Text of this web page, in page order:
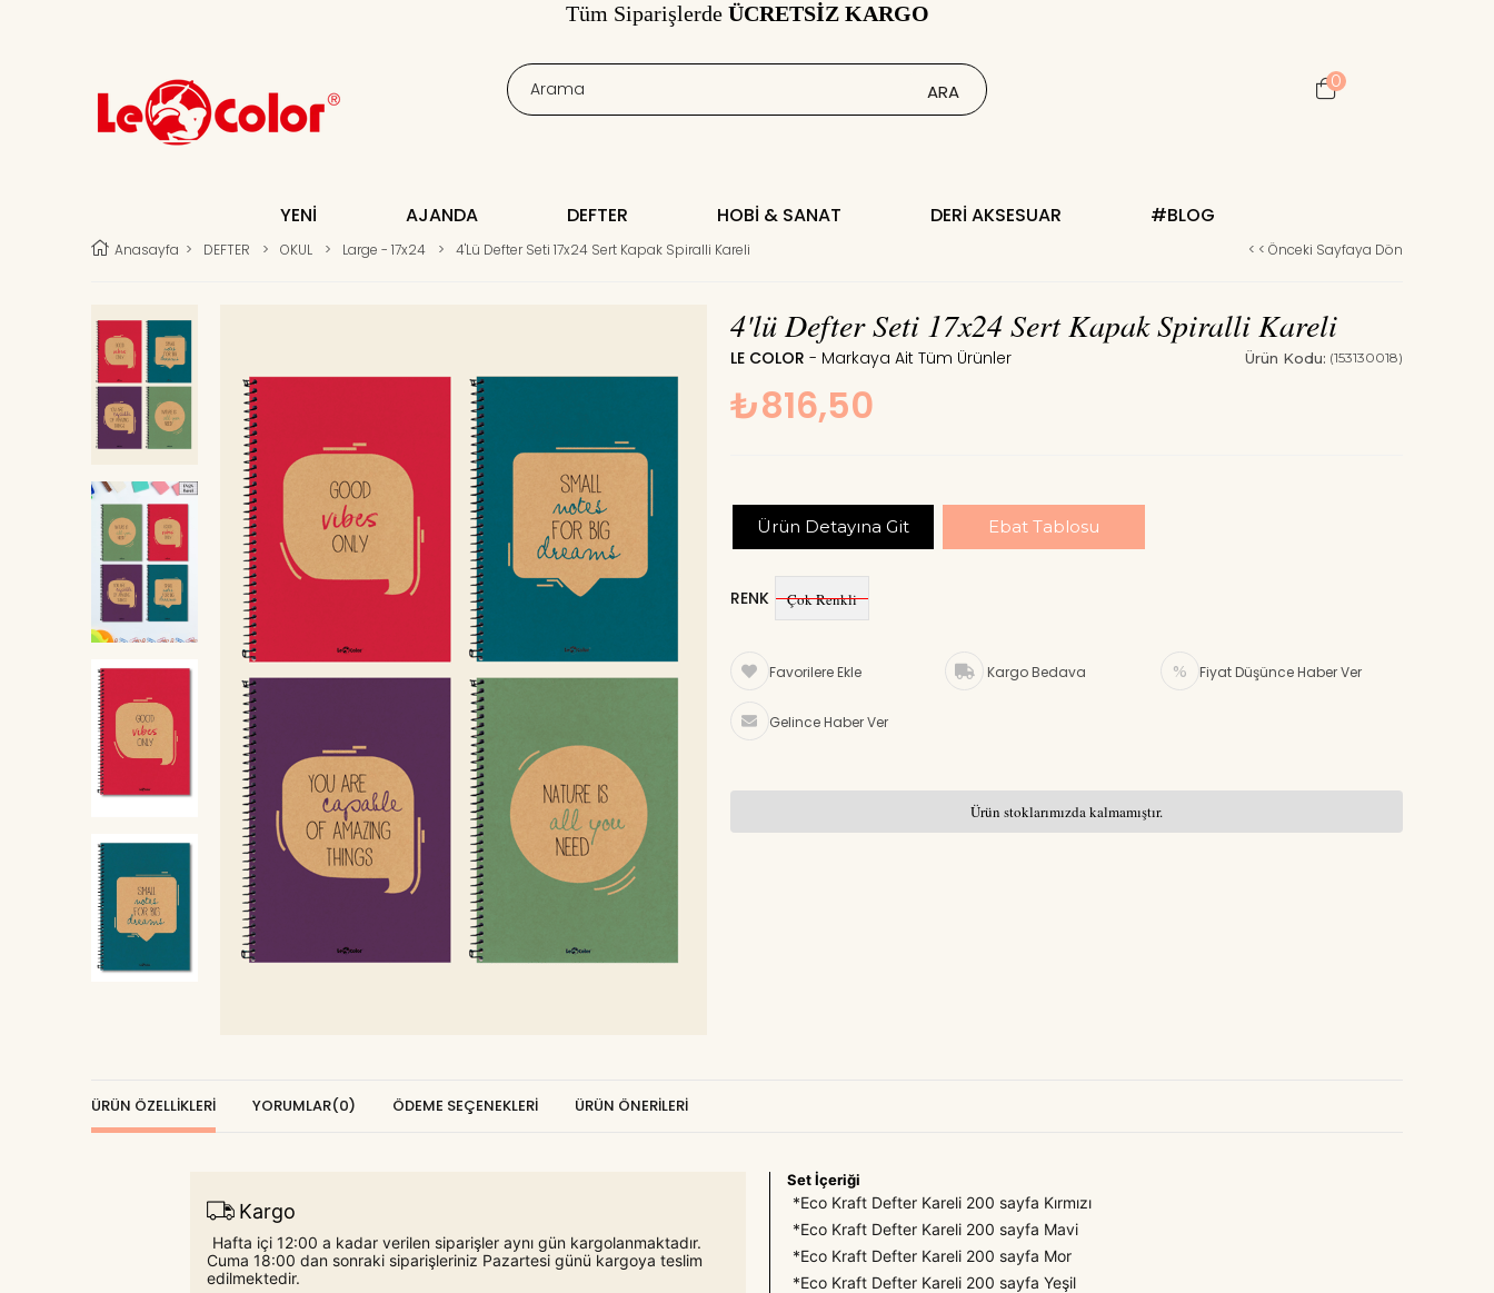
Tüm Siparişlerde ÜCRETSİZ KARGO
0
YENİ AJANDA DEFTER HOBI & SANAT DERI AKSESUAR #BLOG
Anasayfa > DEFTER > OKUL > Large - 17x24 > 4'lü Defter Seti 17x24 Sert Kapak Spiralli Kareli < < Önceki Sayfaya Dön
4'lü Defter Seti 17x24 Sert Kapak Spiralli Kareli
Ürün Kodu: (153130018)
LE COLOR
₺816,50
Ürün Detayına Git Ebat Tablosu
RENK Çok Renkli
Favorilere Ekle Kargo Bedava Fiyat Düşünce Haber Ver
Gelince Haber Ver
Ürün stoklarımızda kalmamıştır.
ÜRÜN ÖZELLIKLERI YORUMLAR(0) ÖDEME SEÇENEKLERI ÜRÜN ÖNERILERI
Kargo
Hafta içi 12:00 a kadar verilen siparişler aynı gün kargolanmaktadır.
Cuma 18:00 dan sonraki siparişleriniz Pazartesi günü kargoya teslim
edilmektedir.
Set İçeriği
*Eco Kraft Defter Kareli 200 sayfa Kırmızı
*Eco Kraft Defter Kareli 200 sayfa Mavi
*Eco Kraft Defter Kareli 200 sayfa Mor
*Eco Kraft Defter Kareli 200 sayfa Yeşil